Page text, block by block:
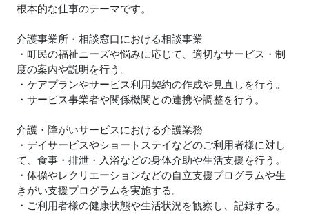
根本的な仕事のテーマです。
介護事業所・相談窓口における相談事業
・町民の福祉ニーズや悩みに応じて、適切なサービス・制
度の案内や説明を行う。
・ケアプランやサービス利用契約の作成や見直しを行う。
・サービス事業者や関係機関との連携や調整を行う。
介護・障がいサービスにおける介護業務
・デイサービスやショートステイなどのご利用者様に対し
て、食事・排泄・入浴などの身体介助や生活支援を行う。
・体操やレクリエーションなどの自立支援プログラムや生
きがい支援プログラムを実施する。
・ご利用者様の健康状態や生活状況を観察し、記録する。